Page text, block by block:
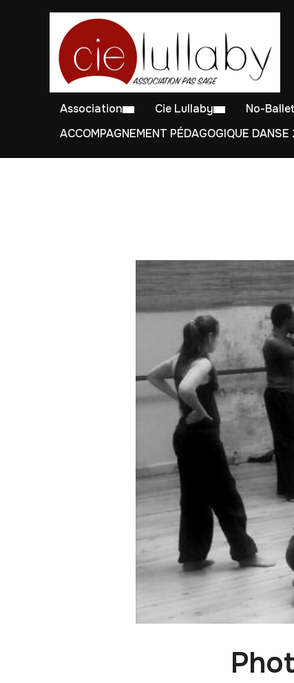
Association Cie Lullaby No-
ACCOMPAGNEMENT PÉDAGOGIQUE